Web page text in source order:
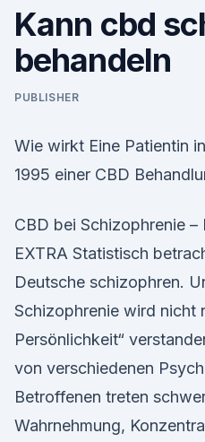
Kann cbd
behandeln
PUBLISHER
Wie wirkt Eine Patientin
1995 einer CBD
CBD bei Schizophrenie –
EXTRA Statistisch
Deutsche schizophren.
Schizophrenie wird nicht
Persönlichkeit“
von verschiedenen
Betroffenen treten
Wahrnehmung,